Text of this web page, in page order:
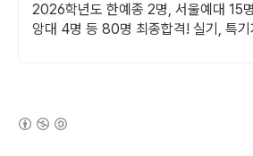
2026학년도 한예종 2명, 서울예대 15
앙대 4명 등 80명 최종합격! 실기, 특기자,